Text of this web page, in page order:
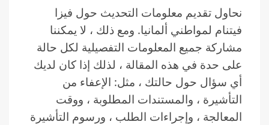
نحاول تقديم معلومات التحديث حول فيزا
فيتنام لمواطني ألمانيا. ومع ذلك ، لا يمكننا
مشاركة جميع المعلومات التفصيلية لكل حالة
على حدة في هذه المقالة ، لذلك إذا كان لديك
أي سؤال حول حالتك ، مثل: الإعفاء من
التأشيرة ، والمستندات المطلوبة ، ووقت
المعالجة ، وإجراءات الطلب ، ورسوم التأشيرة